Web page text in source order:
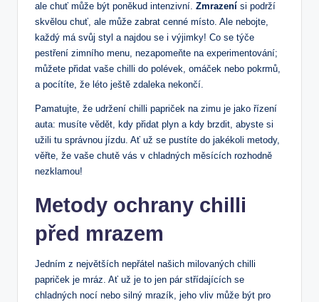
ale chuť může být poněkud intenzivní. Zmrazení si podrží
skvělou chuť, ale může zabrat cenné místo. Ale nebojte,
každý má svůj styl a najdou se i výjimky! Co se týče
pestření zimního menu, nezapomeňte na experimentování;
můžete přidat vaše chilli do polévek, omáček nebo pokrmů,
a pocítíte, že léto ještě zdaleka nekončí.
Pamatujte, že udržení chilli papriček na zimu je jako řízení
auta: musíte vědět, kdy přidat plyn a kdy brzdit, abyste si
užili tu správnou jízdu. Ať už se pustíte do jakékoli metody,
věřte, že vaše chutě vás v chladných měsících rozhodně
nezklamou!
Metody ochrany chilli
před mrazem
Jedním z největších nepřátel našich milovaných chilli
papriček je mráz. Ať už je to jen pár střídajících se
chladných nocí nebo silný mrazík, jeho vliv může být pro